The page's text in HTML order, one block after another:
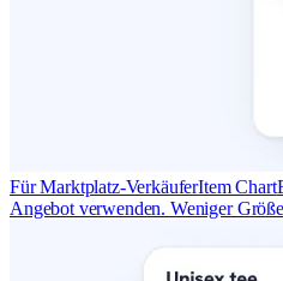
Für Marktplatz-VerkäuferItem Chart
Angebot verwenden. Weniger